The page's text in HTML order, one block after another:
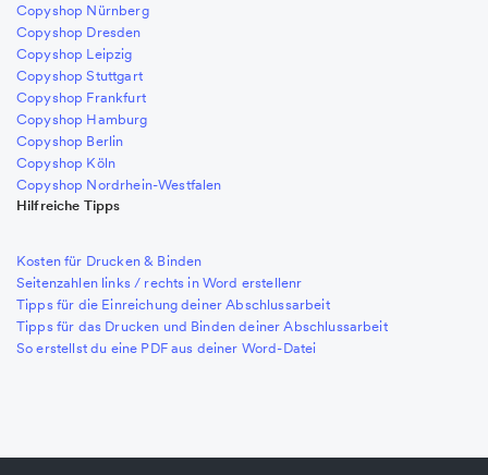
Copyshop Nürnberg
Copyshop Dresden
Copyshop Leipzig
Copyshop Stuttgart
Copyshop Frankfurt
Copyshop Hamburg
Copyshop Berlin
Copyshop Köln
Copyshop Nordrhein-Westfalen
Hilfreiche Tipps
Kosten für Drucken & Binden
Seitenzahlen links / rechts in Word erstellenr
Tipps für die Einreichung deiner Abschlussarbeit
Tipps für das Drucken und Binden deiner Abschlussarbeit
So erstellst du eine PDF aus deiner Word-Datei